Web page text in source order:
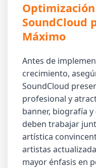
SoundCloud
Máximo
Antes de
crecimiento,
SoundCloud
profesional y
banner, biografía
deben trabajar
artística
artistas
mayor énfasis en